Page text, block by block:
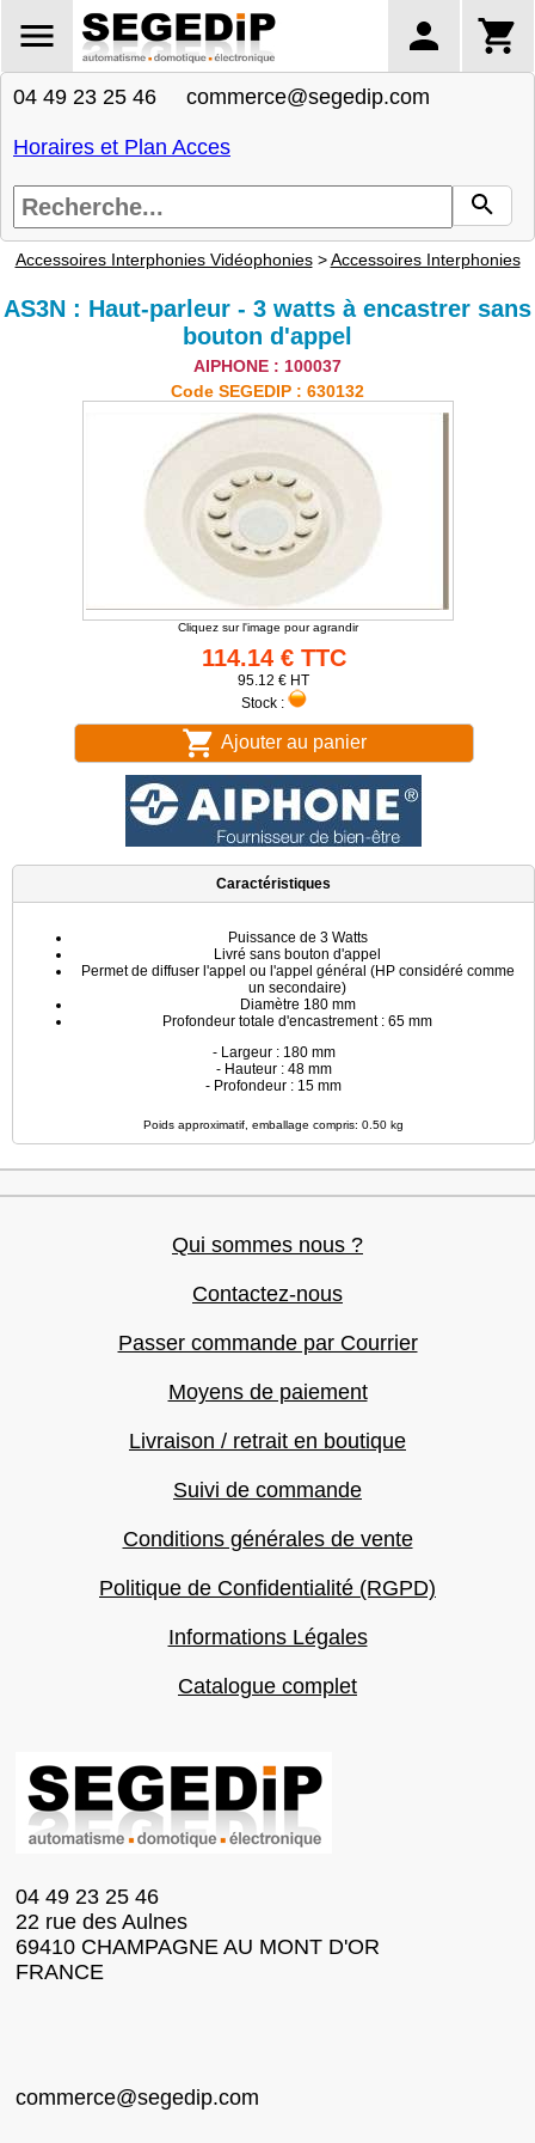
04 49 23 25 46 commerce@segedip.com
Horaires et Plan Acces
Accessoires Interphonies Vidéophonies>Accessoires Interphonies
AS3N : Haut-parleur - 3 watts à encastrer sans
bouton d'appel
AIPHONE : 100037
Code SEGEDIP : 630132
Cliquez sur l'image pour agrandir
114.14 € TTC
95.12 € HT
Stock :
Ajouter au panier
Caractéristiques
Puissance de 3 Watts
Livré sans bouton d'appel
Permet de diffuser l'appel ou l'appel général (HP considéré comme
un secondaire)
Diamètre 180 mm
Profondeur totale d'encastrement : 65 mm
- Largeur : 180 mm
- Hauteur : 48 mm
- Profondeur : 15 mm
Poids approximatif, emballage compris: 0.50 kg
Qui sommes nous ?
Contactez-nous
Passer commande par Courrier
Moyens de paiement
Livraison / retrait en boutique
Suivi de commande
Conditions générales de vente
Politique de Confidentialité (RGPD)
Informations Légales
Catalogue complet
04 49 23 25 46
22 rue des Aulnes
69410 CHAMPAGNE AU MONT D'OR
FRANCE
commerce@segedip.com